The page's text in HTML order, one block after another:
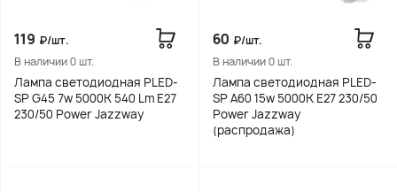
119 ₽/шт.
В наличии 0 шт.
Лампа светодиодная PLED-
SP G45 7w 5000K 540 Lm E27
230/50 Power Jazzway
60 ₽/шт.
В наличии 0 шт.
Лампа светодиодная PLED-
SP A60 15w 5000K E27 230/50
Power Jazzway
(распродажа)